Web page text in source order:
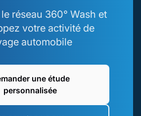
réseau 360° Wash et
votre activité de
automobile
une étude
personnalisée